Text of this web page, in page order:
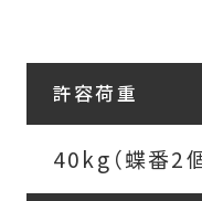
許容荷重
40kg（蝶番2